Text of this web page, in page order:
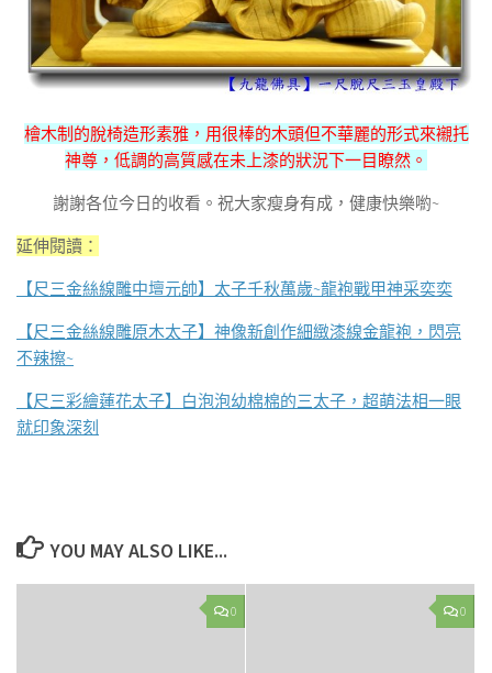
檜木制的脫椅造形素雅，用很棒的木頭但不華麗的形式來襯托
神尊，低調的高質感在未上漆的狀況下一目瞭然。
謝謝各位今日的收看。祝大家瘦身有成，健康快樂喲~
延伸閱讀：
【尺三金絲線雕中壇元帥】太子千秋萬歲~龍袍戰甲神采奕奕
【尺三金絲線雕原木太子】神像新創作細緻漆線金龍袍，閃亮
不辣擦~
【尺三彩繪蓮花太子】白泡泡幼棉棉的三太子，超萌法相一眼
就印象深刻
YOU MAY ALSO LIKE...
0 0